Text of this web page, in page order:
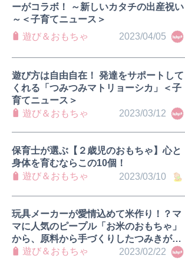
2023/04/05
ーがコラボ！ ～新しいカタチの出産祝い
～＜子育てニュース＞
遊び＆おもちゃ
2023/03/12
遊び方は自由自在！ 発達をサポートして
くれる「つみつみマトリョーシカ」＜子
育てニュース＞
遊び＆おもちゃ
2023/03/10
保育士が選ぶ【２歳児のおもちゃ】心と
身体を育むならこの10個！
遊び＆おもちゃ
2023/02/22
玩具メーカーが愛情込めて米作り！？マ
マに人気のピープル「お米のおもちゃ」
から、原料から手づくりしたつみきが登
場！＜子育てニュース＞
遊び＆おもちゃ